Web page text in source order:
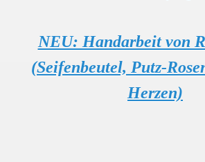
NEU: Handarbeit von
(Seifenbeutel, Putz-
Herzen)